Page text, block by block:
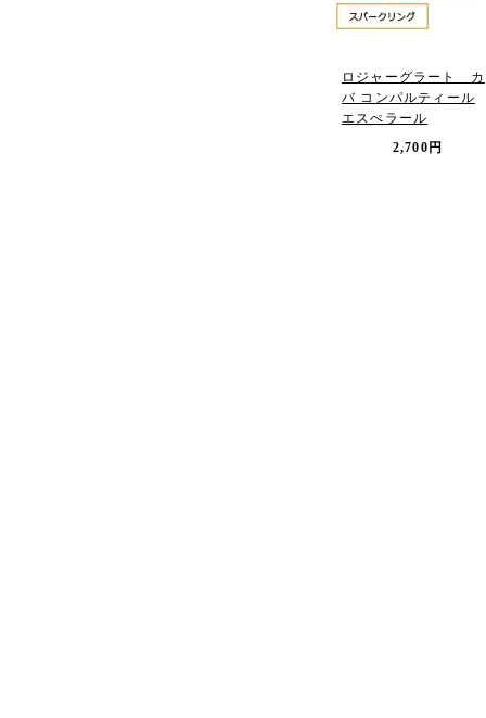
ロジャーグラート カ
バ コンパルティール
エスぺラール
2,700円